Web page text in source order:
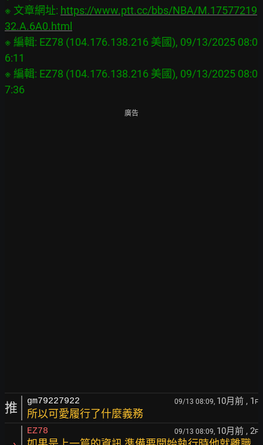
※ 文章網址: https://www.ptt.cc/bbs/NBA/M.17577219
32.A.6A0.html
※ 編輯: EZ78 (104.176.138.216 美國), 09/13/2025 08:0
6:11
※ 編輯: EZ78 (104.176.138.216 美國), 09/13/2025 08:0
廣告
推 gm79227922 09/13 08:09, 10月前 , 1 F
所以可愛履行了什麼義務
EZ78 09/13 08:09, 10月前 , 2F